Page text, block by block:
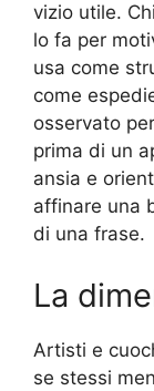
vizio utile.
lo fa per
usa come
come
osservato
prima di un
ansia e
affinare una
di una frase.
La
Artisti e
se stessi